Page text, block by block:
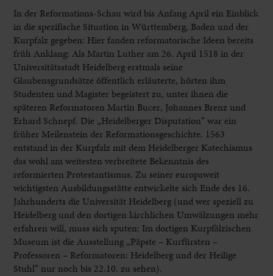
In der Reformations-Schau wird bis Anfang April ein Einblick
in die spezifische Situation in Württemberg, Baden und der
Kurpfalz gegeben: Hier fanden reformatorische Ideen bereits
früh Anklang: Als Martin Luther am 26. April 1518 in der
Universitätsstadt Heidelberg erstmals seine
Glaubensgrundsätze öffentlich erläuterte, hörten ihm
Studenten und Magister begeistert zu, unter ihnen die
späteren Reformatoren Martin Bucer, Johannes Brenz und
Erhard Schnepf. Die „Heidelberger Disputation“ war ein
früher Meilenstein der Reformationsgeschichte. 1563
entstand in der Kurpfalz mit dem Heidelberger Katechismus
das wohl am weitesten verbreitete Bekenntnis des
reformierten Protestantismus. Zu seiner europaweit
wichtigsten Ausbildungsstätte entwickelte sich Ende des 16.
Jahrhunderts die Universität Heidelberg (und wer speziell zu
Heidelberg und den dortigen kirchlichen Umwälzungen mehr
erfahren will, muss sich sputen: Im dortigen Kurpfälzischen
Museum ist die Ausstellung „Päpste – Kurfürsten –
Professoren – Reformatoren: Heidelberg und der Heilige
Stuhl“ nur noch bis 22.10. zu sehen).